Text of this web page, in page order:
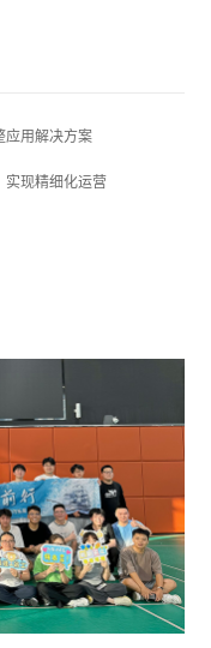
应用解决方案
实现精细化运营